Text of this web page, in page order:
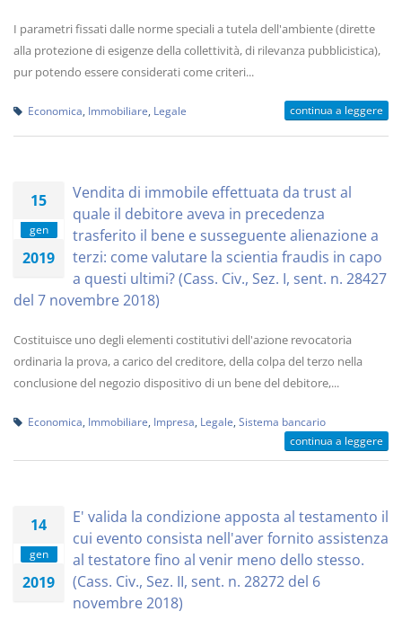
I parametri fissati dalle norme speciali a tutela dell'ambiente (dirette
alla protezione di esigenze della collettività, di rilevanza pubblicistica),
pur potendo essere considerati come criteri...
Economica Immobiliare Legale continua a leggere
15
gen
2019
Vendita di immobile effettuata da trust al
quale il debitore aveva in precedenza
trasferito il bene e susseguente alienazione a
terzi: come valutare la scientia fraudis in capo
a questi ultimi? (Cass. Civ., Sez. I, sent. n. 28427
del 7 novembre 2018)
Costituisce uno degli elementi costitutivi dell'azione revocatoria
ordinaria la prova, a carico del creditore, della colpa del terzo nella
conclusione del negozio dispositivo di un bene del debitore,...
Economica Immobiliare Impresa Legale Sistema bancario
continua a leggere
14
gen
2019
E' valida la condizione apposta al testamento il
cui evento consista nell'aver fornito assistenza
al testatore fino al venir meno dello stesso.
(Cass. Civ., Sez. II, sent. n. 28272 del 6
novembre 2018)